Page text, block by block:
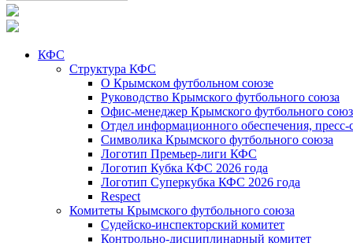
КФС
Структура КФС
О Крымском футбольном союзе
Руководство Крымского футбольного союза
Офис-менеджер Крымского футбольного
Отдел информационного обеспечения, пресс-
Символика Крымского футбольного союза
Логотип Премьер-лиги КФС
Логотип Кубка КФС 2026 года
Логотип Суперкубка КФС 2026 года
Respect
Комитеты Крымского футбольного союза
Судейско-инспекторский комитет
Контрольно-дисциплинарный комитет